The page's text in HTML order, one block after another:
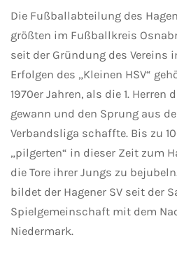
Die Fußballabteilung des
größten im Fußballkreis
seit der Gründung des Vereins
Erfolgen des „Kleinen HSV“
1970er Jahren, als die 1.
gewann und den Sprung aus
Verbandsliga schaffte. Bis zu
„pilgerten“ in dieser Zeit zum
die Tore ihrer Jungs zu
bildet der Hagener SV seit der
Spielgemeinschaft mit dem
Niedermark.